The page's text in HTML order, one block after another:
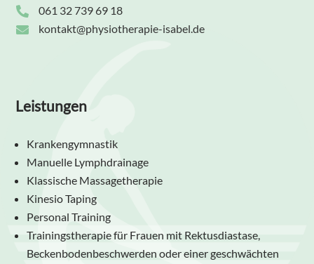
 061 32 739 69 18
 kontakt@physiotherapie-isabel.de
Leistungen
Krankengymnastik
Manuelle Lymphdrainage
Klassische Massagetherapie
Kinesio Taping
Personal Training
Trainingstherapie für Frauen mit Rektusdiastase,
Beckenbodenbeschwerden oder einer geschwächten